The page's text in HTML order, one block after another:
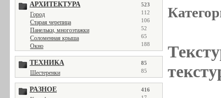
АРХИТЕКТУРА 523
Город 112
Старая черепица 106
Панельки, многоэтажки 52
Соломенная крыша 65
Окно 188
ТЕХНИКА 85
Шестеренки 85
РАЗНОЕ 416